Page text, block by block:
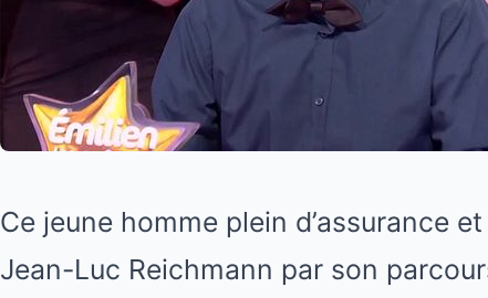
Ce jeune homme plein d’assurance
Jean-Luc Reichmann par son